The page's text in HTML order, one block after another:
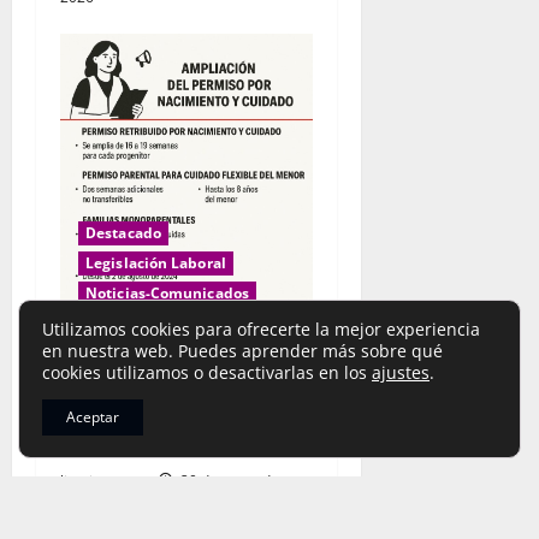
s
Destacado
Legislación Laboral
Noticias-Comunicados
Recursos Laborales
Social-Mujer
Permisos por nacimiento y
cuidado
limpieza_cgt
20 de mayo de
Utilizamos cookies para ofrecerte la mejor experiencia
en nuestra web. Puedes aprender más sobre qué
cookies utilizamos o desactivarlas en los ajustes.
Aceptar